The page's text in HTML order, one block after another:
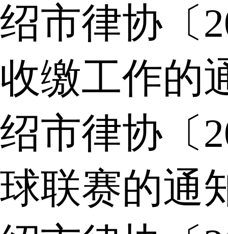
绍市律协〔
收缴工作的
绍市律协〔
球联赛的通